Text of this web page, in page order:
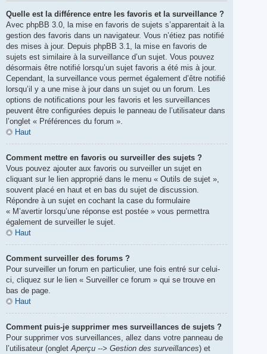
Quelle est la différence entre les favoris et la surveillance ?
Avec phpBB 3.0, la mise en favoris de sujets s’apparentait à la
gestion des favoris dans un navigateur. Vous n’étiez pas notifié
des mises à jour. Depuis phpBB 3.1, la mise en favoris de
sujets est similaire à la surveillance d’un sujet. Vous pouvez
désormais être notifié lorsqu’un sujet favoris a été mis à jour.
Cependant, la surveillance vous permet également d’être notifié
lorsqu’il y a une mise à jour dans un sujet ou un forum. Les
options de notifications pour les favoris et les surveillances
peuvent être configurées depuis le panneau de l’utilisateur dans
l’onglet « Préférences du forum ».
Haut
Comment mettre en favoris ou surveiller des sujets ?
Vous pouvez ajouter aux favoris ou surveiller un sujet en
cliquant sur le lien approprié dans le menu « Outils de sujet »,
souvent placé en haut et en bas du sujet de discussion.
Répondre à un sujet en cochant la case du formulaire
« M’avertir lorsqu’une réponse est postée » vous permettra
également de surveiller le sujet.
Haut
Comment surveiller des forums ?
Pour surveiller un forum en particulier, une fois entré sur celui-
ci, cliquez sur le lien « Surveiller ce forum » qui se trouve en
bas de page.
Haut
Comment puis-je supprimer mes surveillances de sujets ?
Pour supprimer vos surveillances, allez dans votre panneau de
l’utilisateur (ongletAperçu --> Gestion des surveillances) et